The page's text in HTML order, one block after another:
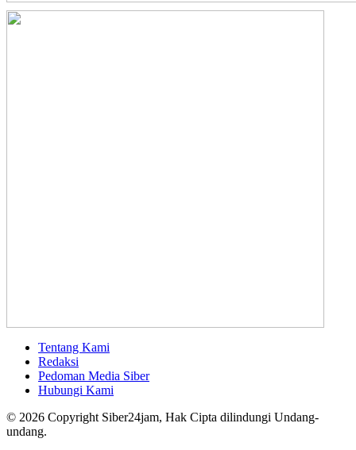
Tentang Kami
Redaksi
Pedoman Media Siber
Hubungi Kami
© 2026 Copyright Siber24jam, Hak Cipta dilindungi Undang-
undang.